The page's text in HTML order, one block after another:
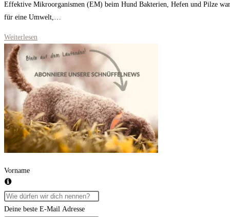
Effektive Mikroorganismen (EM) beim Hund Bakterien, Hefen und Pilze
für eine Umwelt,…
Weiterlesen
effektive
Mikroorganismen
beim
Hund
wirken
Vorname
Deine beste E-Mail Adresse